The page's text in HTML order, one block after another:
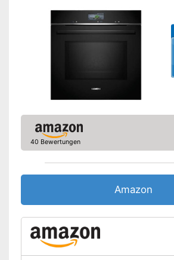
40 Bewertungen
Amazon